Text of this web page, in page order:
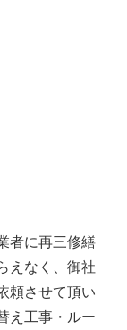
者に再三修繕
えなく、御社
頼させて頂い
え工事・ルー